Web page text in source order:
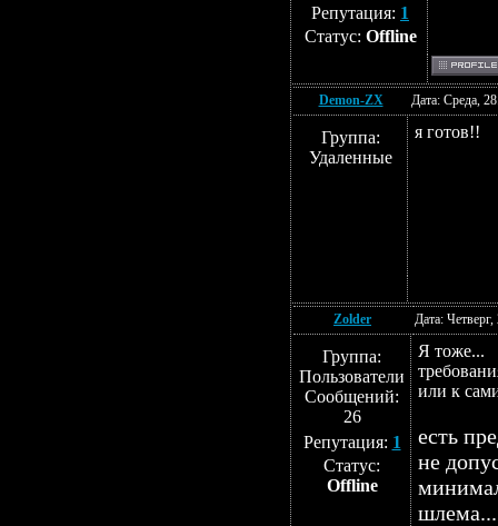
Репутация: 1
Статус: Offline
Demon-ZX Дата: Среда,
Группа:
Удаленные
я готов!!
Zolder Дата:
Группа:
Пользователи
Сообщений:
26
Репутация: 1
Статус:
Offline
Я тоже...
или к
есть
не
шлема...